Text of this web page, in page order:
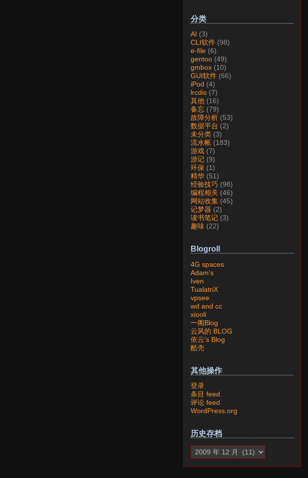
分类
AI (3)
CLI软件 (98)
e-file (6)
gentoo (49)
gmbox (10)
GUI软件 (66)
iPod (4)
lrcdis (7)
其他 (16)
备忘 (79)
故障分析 (53)
数据平台 (2)
未分类 (3)
流水帐 (183)
游戏 (7)
游记 (9)
环保 (1)
精华 (51)
经验技巧 (98)
编程相关 (46)
网站收集 (45)
记梦器 (2)
读书笔记 (3)
趣味 (22)
Blogroll
4G spaces
Adam's
Iven
TualatriX
vpsee
wd and cc
xiooli
一阁Blog
云风的 BLOG
依云's Blog
酷壳
其他操作
登录
条目 feed
评论 feed
WordPress.org
历史存档